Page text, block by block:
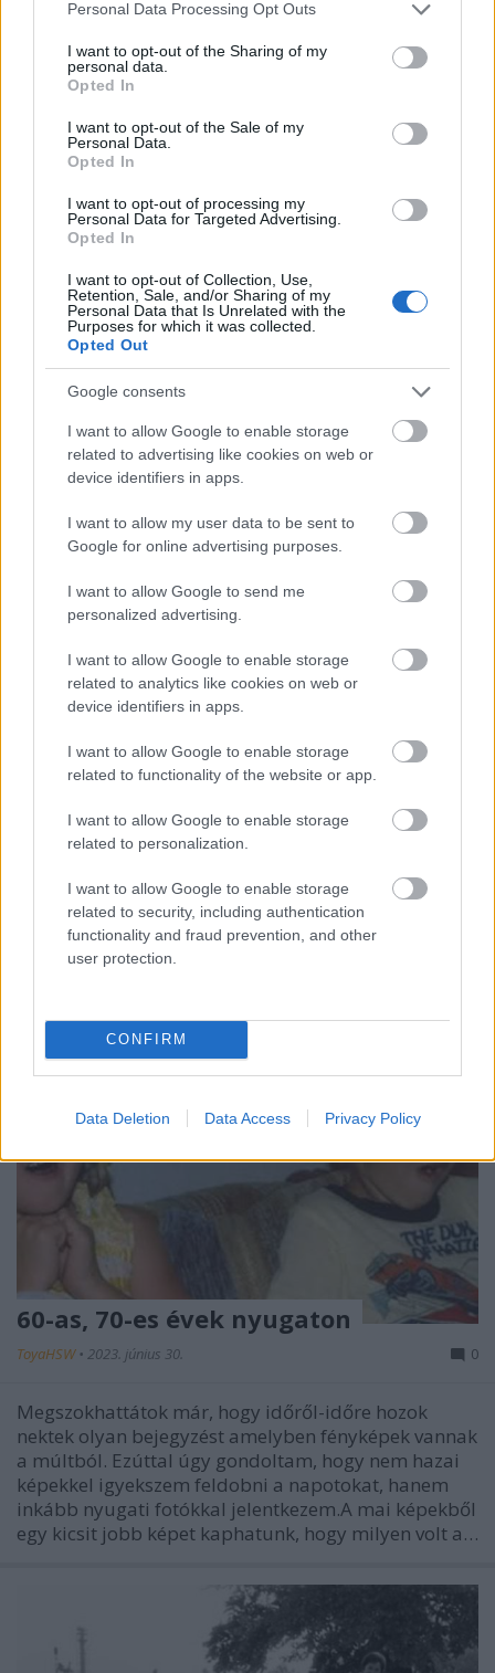
Please note that this website/app uses one or more Google
not limited to your visit or usage behaviour. You may click to
grant or deny consent to Google and its third-party tags to
use your data for below specified purposes in below Google
consent section.
Personal Data Processing Opt Outs
I want to opt-out of the Sharing of my
personal data.
Opted In
I want to opt-out of the Sale of my
Personal Data.
Opted In
I want to opt-out of processing my
Personal Data for Targeted Advertising.
Opted In
I want to opt-out of Collection, Use,
Retention, Sale, and/or Sharing of my
Personal Data that Is Unrelated with the
Purposes for which it was collected.
Opted Out
Google consents
I want to allow Google to enable storage
related to advertising like cookies on web or
device identifiers in apps.
I want to allow my user data to be sent to
Google for online advertising purposes.
I want to allow Google to send me
personalized advertising.
I want to allow Google to enable storage
related to analytics like cookies on web or
device identifiers in apps.
I want to allow Google to enable storage
related to functionality of the website or app.
I want to allow Google to enable storage
related to personalization.
I want to allow Google to enable storage
related to security, including authentication
functionality and fraud prevention, and other
user protection.
CONFIRM
Data Deletion Data Access Privacy Policy
Nosztalgikus múltidézés
ToyaHSW•2024. március 01.
Néha szét szoktam nézni az interneten klasszikus
fényképek után kutatva, amelyek témája valamilyen
tettem és a legnagyobb hazai arhívumban, a
Fortepanon kerestem rá gyerekekkel kapcsolatos
fényképekre. A talált fotók segítségével
nagyszerűen…
Smena 8M fényképezőgép
ToyaHSW•2023. július 11.
Gyerekkorunkban a kirándulásoknak és a
nyaralásoknak az elmaradhatatlan kelléke volt a
fényképezőgép. Ahogy manapság a mobilok, úgy
akkoriban a fényképezők voltak hivatottak az
emlékek megörökítésére.Fényképezőgépekből a
szocialista ipar készített komolyabb és egyszerűbb
darabokat is. A gyerekeknek…
60-as, 70-es évek nyugaton
ToyaHSW • 2023. június 30. 0
Megszokhattátok már, hogy időről-időre hozok
nektek olyan bejegyzést amelyben fényképek vannak
a múltból. Ezúttal úgy gondoltam, hogy nem hazai
képekkel igyekszem feldobni a napotokat, hanem
inkább nyugati fotókkal jelentkezem.A mai képekből
egy kicsit jobb képet kaphatunk, hogy milyen volt a…